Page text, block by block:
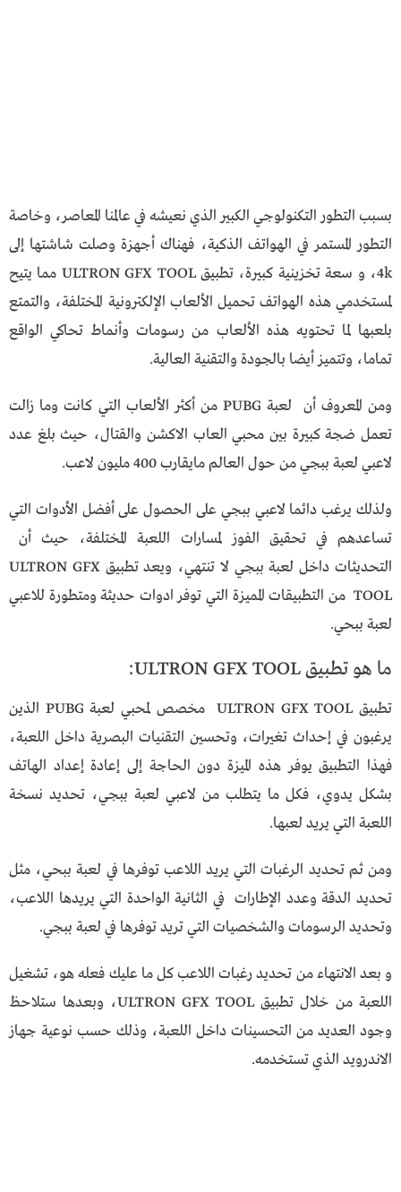
بسبب التطور التكنولوجي الكبير الذي نعيشه في عالمنا المعاصر، وخاصة
التطور المستمر في الهواتف الذكية، فهناك أجهزة وصلت شاشتها إلى
4k، و سعة تخزينية كبيرة، تطبيق ULTRON GFX TOOL مما يتيح
لمستخدمي هذه الهواتف تحميل الألعاب الإلكترونية المختلفة، والتمتع
بلعبها لما تحتويه هذه الألعاب من رسومات وأنماط تحاكي الواقع
تماما، وتتميز أيضا بالجودة والتقنية العالية.
ومن المعروف أن لعبة PUBG من أكثر الألعاب التي كانت وما زالت
تعمل ضجة كبيرة بين محبي العاب الاكشن والقتال، حيث بلغ عدد
لاعبي لعبة ببجي من حول العالم مايقارب 400 مليون لاعب.
ولذلك يرغب دائما لاعبي ببجي على الحصول على أفضل الأدوات التي
تساعدهم في تحقيق الفوز لمسارات اللعبة المختلفة، حيث أن
التحديثات داخل لعبة ببجي لا تنتهي، ويعد تطبيق ULTRON GFX
TOOL من التطبيقات المميزة التي توفر ادوات حديثة ومتطورة للاعبي
لعبة ببحي.
ما هو تطبيق ULTRON GFX TOOL:
تطبيق ULTRON GFX TOOL مخصص لمحبي لعبة PUBG الذين
يرغبون في إحداث تغيرات، وتحسين التقنيات البصرية داخل اللعبة،
فهذا التطبيق يوفر هذه الميزة دون الحاجة إلى إعادة إعداد الهاتف
بشكل يدوي، فكل ما يتطلب من لاعبي لعبة ببجي، تحديد نسخة
اللعبة التي يريد لعبها.
ومن ثم تحديد الرغبات التي يريد اللاعب توفرها في لعبة ببحي، مثل
تحديد الدقة وعدد الإطارات في الثانية الواحدة التي يريدها اللاعب،
وتحديد الرسومات والشخصيات التي تريد توفرها في لعبة ببجي.
و بعد الانتهاء من تحديد رغبات اللاعب كل ما عليك فعله هو، تشغيل
اللعبة من خلال تطبيق ULTRON GFX TOOL، وبعدها ستلاحظ
وجود العديد من التحسينات داخل اللعبة، وذلك حسب نوعية جهاز
الاندرويد الذي تستخدمه.